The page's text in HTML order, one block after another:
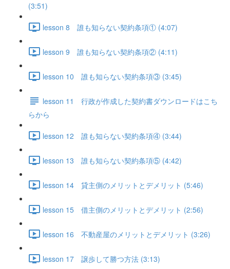
(3:51)
lesson 8 誰も知らない契約条項① (4:07)
lesson 9 誰も知らない契約条項② (4:11)
lesson 10 誰も知らない契約条項③ (3:45)
lesson 11 行政が作成した契約書ダウンロードはこち
らから
lesson 12 誰も知らない契約条項④ (3:44)
lesson 13 誰も知らない契約条項⑤ (4:42)
lesson 14 貸主側のメリットとデメリット (5:46)
lesson 15 借主側のメリットとデメリット (2:56)
lesson 16 不動産屋のメリットとデメリット (3:26)
lesson 17 譲歩して勝つ方法 (3:13)